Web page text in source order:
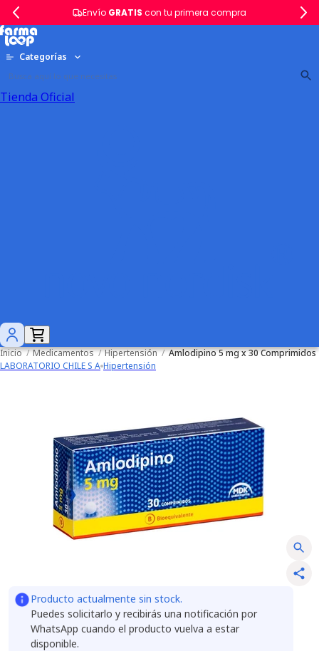
Envío GRATIS con tu primera compra
Categorías
Tienda Oficial
Inicio / Medicamentos / Hipertensión / Amlodipino 5 mg x 30 Comprimidos
LABORATORIO CHILE S A Hipertensión
Producto actualmente sin stock.
Puedes solicitarlo y recibirás una notificación por
WhatsApp cuando el producto vuelva a estar
disponible.